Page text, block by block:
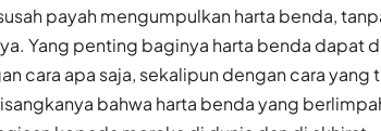
payah mengumpulkan harta benda,
Yang penting baginya harta benda dapat
cara apa saja, sekalipun dengan cara yang
bahwa harta benda yang